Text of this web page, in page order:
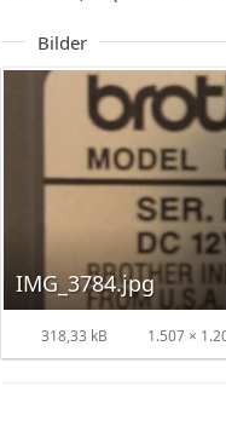
Bilder
IMG_3784.jpg
318,33 kB 1.507 ×